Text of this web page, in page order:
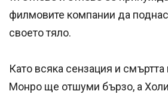
филмовите компании да
своето тяло.
Като всяка сензация и
Монро ще отшуми бързо, а